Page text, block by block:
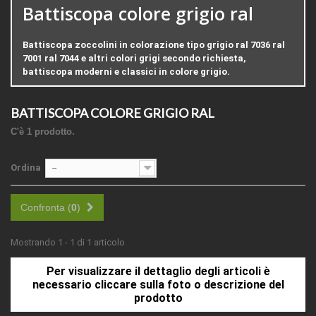
Battiscopa colore grigio ral
Battiscopa zoccolini in colorazione tipo grigio ral 7036 ral
7001 ral 7044 e altri colori grigi secondo richiesta,
battiscopa moderni e classici in colore grigio.
BATTISCOPA COLORE GRIGIO RAL
C'è 1 prodotto.
Ordina --
Confronta (0)
Mostrando 1 - 1 di 1 articolo
Per visualizzare il dettaglio degli articoli è
necessario cliccare sulla foto o descrizione del
prodotto